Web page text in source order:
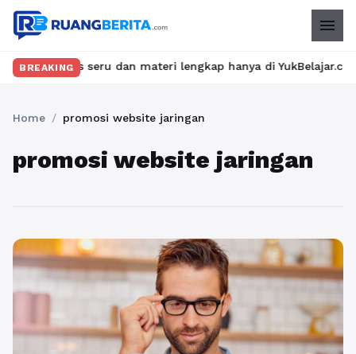
menu
BREAKING
kelas seru dan materi lengkap hanya di YukBelajar.com.
Home / promosi website jaringan
promosi website jaringan